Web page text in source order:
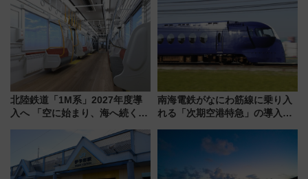
北陸鉄道「1M系」2027年度導
入へ 「空に始まり、海へ続く」
神秘的なデザイン
南海電鉄がなにわ筋線に乗り入
れる「次期空港特急」の導入を
日本初の鉄道デザイン